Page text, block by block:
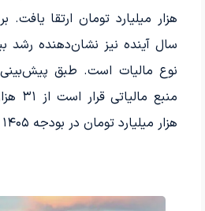
هزار میلیارد تومان ارتقا یافت.
نوع مالیات است. طبق
هزار میلیارد تومان در بودجه ۱۴۰۵ افزایش یابد.